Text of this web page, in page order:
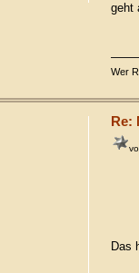
geht
Wer
Re:
Das